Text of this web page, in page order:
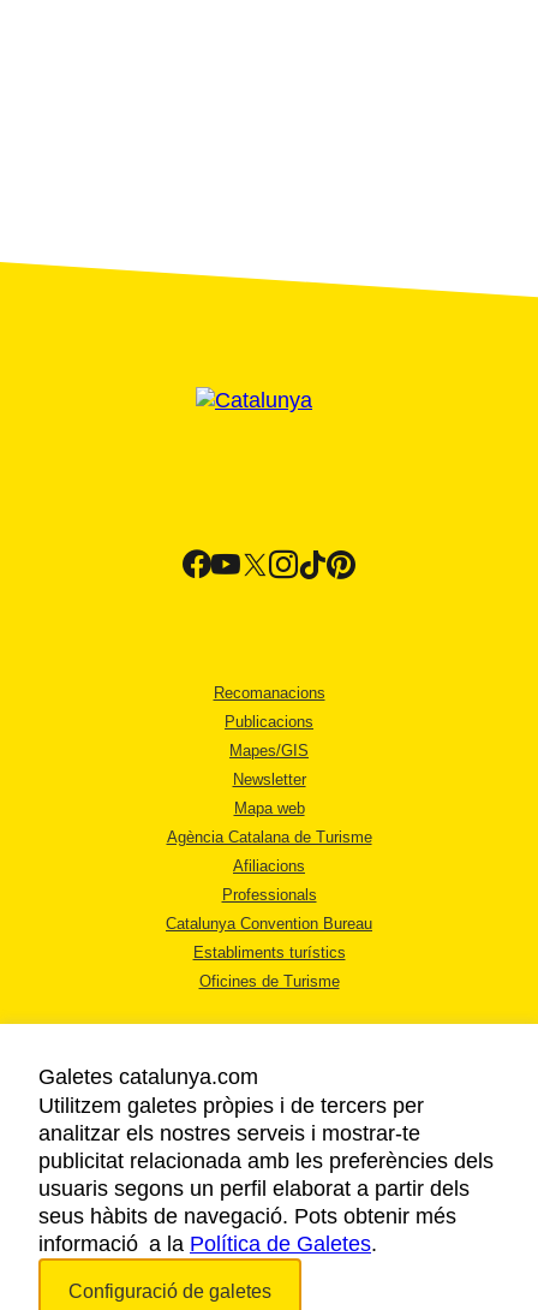
Recomanacions
Publicacions
Mapes/GIS
Newsletter
Mapa web
Agència Catalana de Turisme
Afiliacions
Professionals
Catalunya Convention Bureau
Establiments turístics
Oficines de Turisme
AVÍS LEGAL
POLÍTICA DE PRIVACITAT
COOKIES
ACCESSIBILITAT
Galetes catalunya.com
Utilitzem galetes pròpies i de tercers per
analitzar els nostres serveis i mostrar-te
publicitat relacionada amb les preferències dels
usuaris segons un perfil elaborat a partir dels
seus hàbits de navegació. Pots obtenir més
informació a la Política de Galetes.
Configuració de galetes